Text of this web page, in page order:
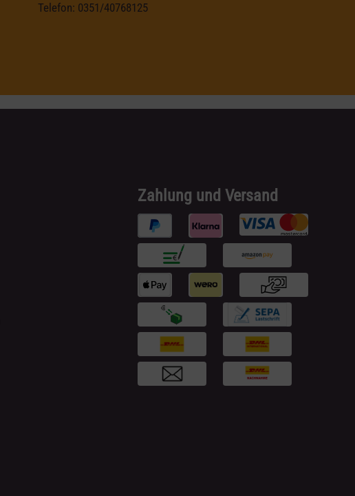
Telefon: 0351/40768125
Zahlung und Versand